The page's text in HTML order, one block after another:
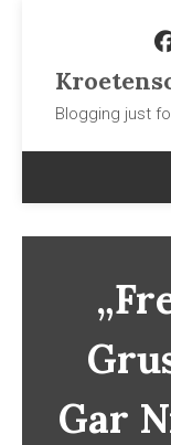
Blogging just
Gar